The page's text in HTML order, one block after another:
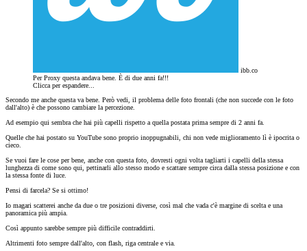
ibb.co
Per Proxy questa andava bene. È di due anni fa!!!
Clicca per espandere...
Secondo me anche questa va bene. Però vedi, il problema delle foto frontali (che non succede con le foto
dall'alto) è che possono cambiare la percezione.
Ad esempio qui sembra che hai più capelli rispetto a quella postata prima sempre di 2 anni fa.
Quelle che hai postato su YouTube sono proprio inoppugnabili, chi non vede miglioramento lì è ipocrita o
cieco.
Se vuoi fare le cose per bene, anche con questa foto, dovresti ogni volta tagliarti i capelli della stessa
lunghezza di come sono qui, pettinarli allo stesso modo e scattare sempre circa dalla stessa posizione e con
la stessa fonte di luce.
Pensi di farcela? Se si ottimo!
Io magari scatterei anche da due o tre posizioni diverse, così mal che vada c'è margine di scelta e una
panoramica più ampia.
Così appunto sarebbe sempre più difficile contraddirti.
Altrimenti foto sempre dall'alto, con flash, riga centrale e via.